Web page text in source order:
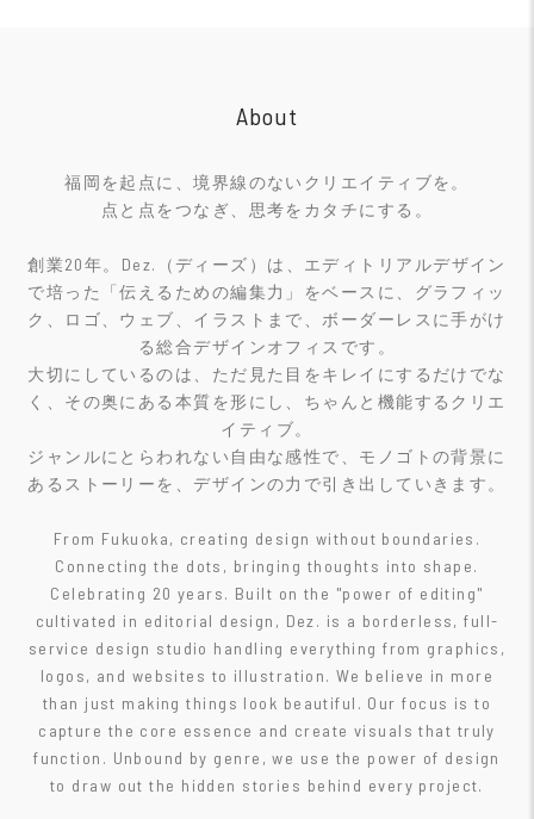
About
福岡を起点に、境界線のないクリエイティブを。
点と点をつなぎ、思考をカタチにする。
創業20年。Dez.（ディーズ）は、エディトリアルデザイン
で培った「伝えるための編集力」をベースに、グラフィッ
ク、ロゴ、ウェブ、イラストまで、ボーダーレスに手がけ
る総合デザインオフィスです。
大切にしているのは、ただ見た目をキレイにするだけでな
く、その奥にある本質を形にし、ちゃんと機能するクリエ
イティブ。
ジャンルにとらわれない自由な感性で、モノゴトの背景に
あるストーリーを、デザインの力で引き出していきます。
From Fukuoka, creating design without boundaries.
Connecting the dots, bringing thoughts into shape.
Celebrating 20 years. Built on the "power of editing"
cultivated in editorial design, Dez. is a borderless, full-
service design studio handling everything from graphics,
logos, and websites to illustration. We believe in more
than just making things look beautiful. Our focus is to
capture the core essence and create visuals that truly
function. Unbound by genre, we use the power of design
to draw out the hidden stories behind every project.